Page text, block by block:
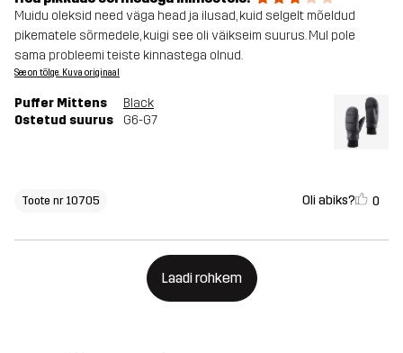
Muidu oleksid need väga head ja ilusad, kuid selgelt mõeldud
pikematele sõrmedele, kuigi see oli väikseim suurus. Mul pole
sama probleemi teiste kinnastega olnud.
See on tõlge. Kuva originaal
Puffer Mittens
Black
Ostetud suurus
G6-G7
Toote nr 10705 Oli abiks? 0
Laadi rohkem